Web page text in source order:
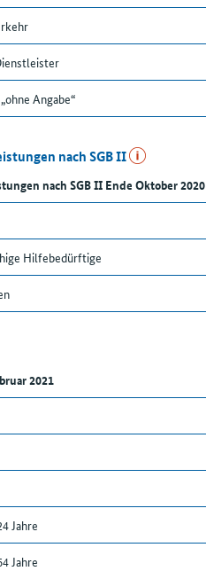
Angabe“
nach SGB II
nach SGB II Ende Oktober 2020
Hilfebedürftige
2021
Jahre
Jahre